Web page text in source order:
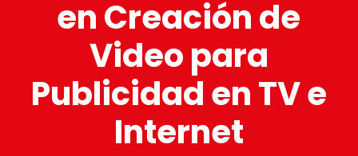
en Creación de
Video para
Publicidad en TV e
Internet